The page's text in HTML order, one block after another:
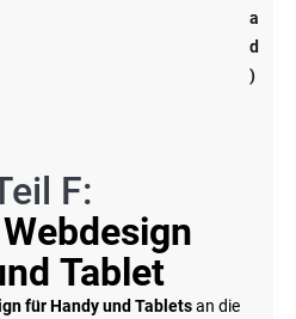
a
d
)
F:
Tablet
für Handy und Tabletsan die